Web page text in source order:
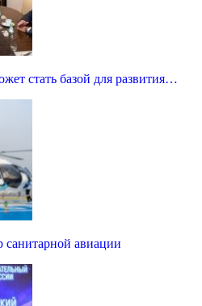
стать базой для развития…
санитарной авиации